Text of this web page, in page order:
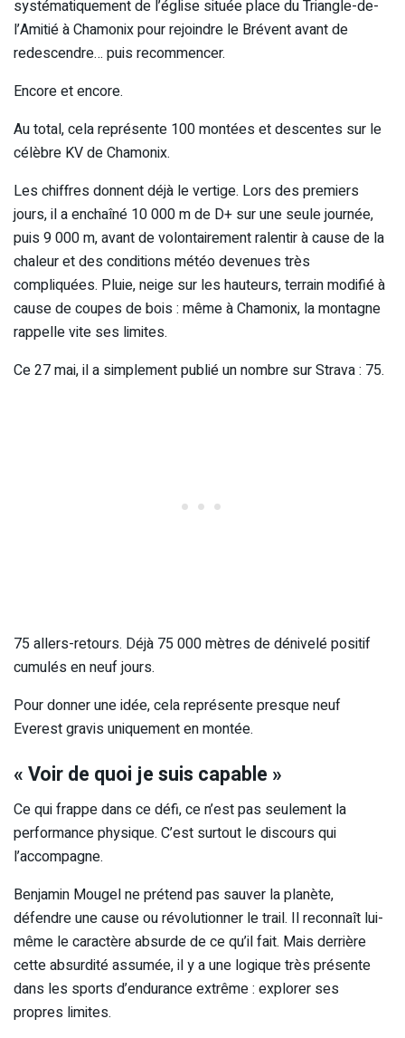
systématiquement de l’église située place du Triangle-de-
l’Amitié à Chamonix pour rejoindre le Brévent avant de
redescendre… puis recommencer.
Encore et encore.
Au total, cela représente 100 montées et descentes sur le
célèbre KV de Chamonix.
Les chiffres donnent déjà le vertige. Lors des premiers
jours, il a enchaîné 10 000 m de D+ sur une seule journée,
puis 9 000 m, avant de volontairement ralentir à cause de la
chaleur et des conditions météo devenues très
compliquées. Pluie, neige sur les hauteurs, terrain modifié à
cause de coupes de bois : même à Chamonix, la montagne
rappelle vite ses limites.
Ce 27 mai, il a simplement publié un nombre sur Strava : 75.
75 allers-retours. Déjà 75 000 mètres de dénivelé positif
cumulés en neuf jours.
Pour donner une idée, cela représente presque neuf
Everest gravis uniquement en montée.
« Voir de quoi je suis capable »
Ce qui frappe dans ce défi, ce n’est pas seulement la
performance physique. C’est surtout le discours qui
l’accompagne.
Benjamin Mougel ne prétend pas sauver la planète,
défendre une cause ou révolutionner le trail. Il reconnaît lui-
même le caractère absurde de ce qu’il fait. Mais derrière
cette absurdité assumée, il y a une logique très présente
dans les sports d’endurance extrême : explorer ses
propres limites.